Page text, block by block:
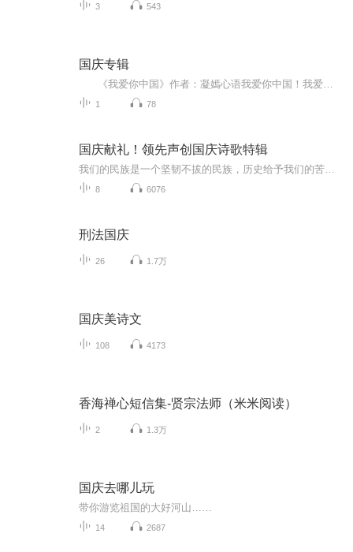
3 543
国庆专辑
1 78
国庆献礼！领先声创国庆诗歌特辑
8 6076
刑法国庆
26 1.7万
国庆美诗文
108 4173
香海禅心短信集-贤宗法师（米米阅读）
2 1.3万
国庆去哪儿玩
带你游览祖国的大好河山……
14 2687